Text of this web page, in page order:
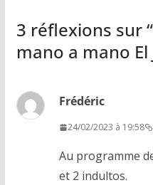
3 réflexions sur “
mano a mano
Frédéric
24/02/2023 à 19:58
Au programme
et 2 indultos.